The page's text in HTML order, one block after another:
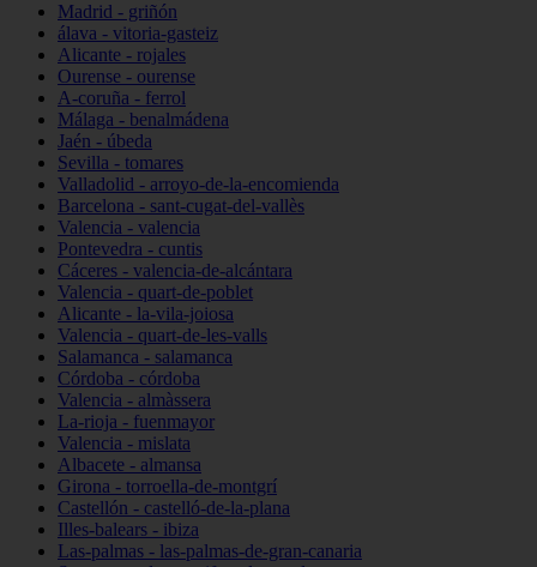
Madrid - griñón
álava - vitoria-gasteiz
Alicante - rojales
Ourense - ourense
A-coruña - ferrol
Málaga - benalmádena
Jaén - úbeda
Sevilla - tomares
Valladolid - arroyo-de-la-encomienda
Barcelona - sant-cugat-del-vallès
Valencia - valencia
Pontevedra - cuntis
Cáceres - valencia-de-alcántara
Valencia - quart-de-poblet
Alicante - la-vila-joiosa
Valencia - quart-de-les-valls
Salamanca - salamanca
Córdoba - córdoba
Valencia - almàssera
La-rioja - fuenmayor
Valencia - mislata
Albacete - almansa
Girona - torroella-de-montgrí
Castellón - castelló-de-la-plana
Illes-balears - ibiza
Las-palmas - las-palmas-de-gran-canaria